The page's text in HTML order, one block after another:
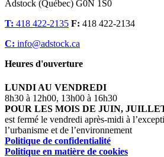
Adstock (Québec) G0N 1S0
T: 418 422-2135 F: 418 422-2134
C: info@adstock.ca
Heures d'ouverture
LUNDI AU VENDREDI
8h30 à 12h00, 13h00 à 16h30
POUR LES MOIS DE JUIN,
est fermé le vendredi après-midi à
l’urbanisme et de l’environnement
Politique de confidentialité
Politique en matière de cookies